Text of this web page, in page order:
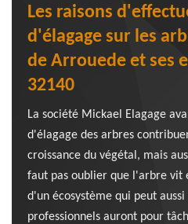
Les raisons
d'élagage sur les
de Arrouede et ses
32140
La société Mickael Elagage
d'élagage des arbres
croissance du végétal, mais
faut pas oublier que l'arbre vit
d'un écosystème qui peut
professionnels auront pour